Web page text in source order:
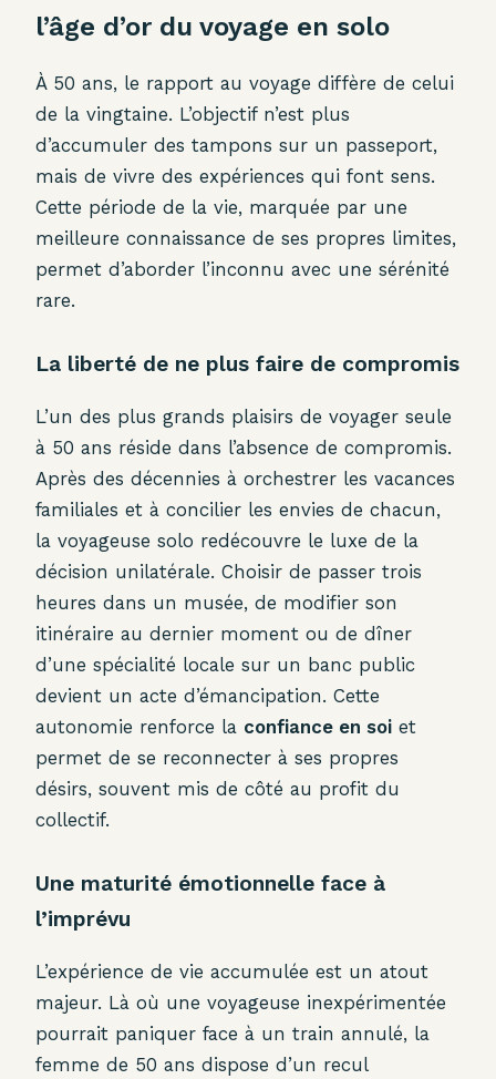
l’âge d’or du voyage en solo
À 50 ans, le rapport au voyage diffère de celui
de la vingtaine. L’objectif n’est plus
d’accumuler des tampons sur un passeport,
mais de vivre des expériences qui font sens.
Cette période de la vie, marquée par une
meilleure connaissance de ses propres limites,
permet d’aborder l’inconnu avec une sérénité
rare.
La liberté de ne plus faire de compromis
L’un des plus grands plaisirs de voyager seule
à 50 ans réside dans l’absence de compromis.
Après des décennies à orchestrer les vacances
familiales et à concilier les envies de chacun,
la voyageuse solo redécouvre le luxe de la
décision unilatérale. Choisir de passer trois
heures dans un musée, de modifier son
itinéraire au dernier moment ou de dîner
d’une spécialité locale sur un banc public
devient un acte d’émancipation. Cette
autonomie renforce la confiance en soi et
permet de se reconnecter à ses propres
désirs, souvent mis de côté au profit du
collectif.
Une maturité émotionnelle face à
l’imprévu
L’expérience de vie accumulée est un atout
majeur. Là où une voyageuse inexpérimentée
pourrait paniquer face à un train annulé, la
femme de 50 ans dispose d’un recul